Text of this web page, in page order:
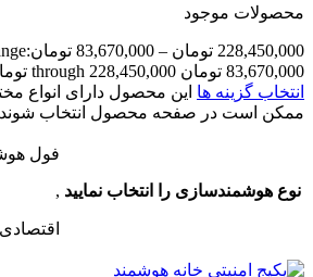
محصولات موجود
228,450,000 تومان –
83,670,000 تومان
83,670,000 تومان through 228,450,000 تومان
انتخاب گزینه ها این محصول دارای انواع
ممکن است در صفحه محصول انتخاب شوند
نوع هوشمندسازی را انتخاب نمایید
فول
,
اقتصادی